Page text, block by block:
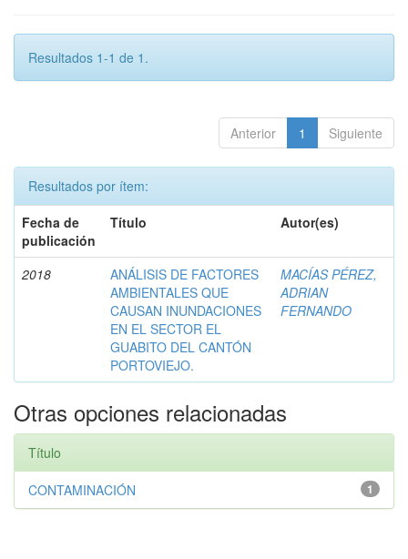
Resultados 1-1 de 1.
Anterior 1 Siguiente
Resultados por ítem:
Fecha de
publicación
Título Autor(es)
2018
ANÁLISIS DE FACTORES
AMBIENTALES QUE
CAUSAN INUNDACIONES
EN EL SECTOR EL
GUABITO DEL CANTÓN
PORTOVIEJO.
MACÍAS PÉREZ,
ADRIAN
FERNANDO
Otras opciones relacionadas
Título
1
CONTAMINACIÓN